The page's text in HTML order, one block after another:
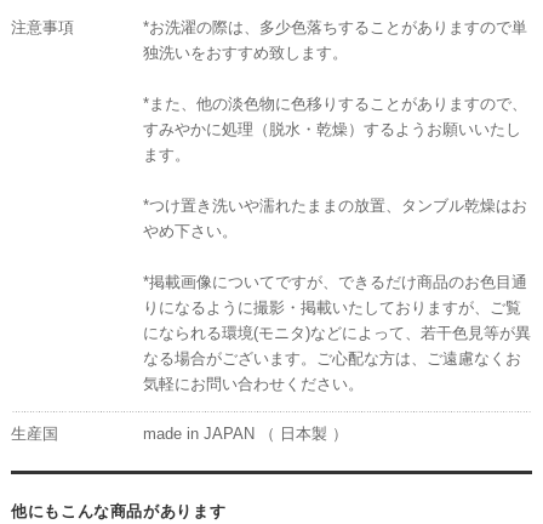
注意事項
*お洗濯の際は、多少色落ちすることがありますので単
独洗いをおすすめ致します。
*また、他の淡色物に色移りすることがありますので、
すみやかに処理（脱水・乾燥）するようお願いいたし
ます。
*つけ置き洗いや濡れたままの放置、タンブル乾燥はお
やめ下さい。
*掲載画像についてですが、できるだけ商品のお色目通
りになるように撮影・掲載いたしておりますが、ご覧
になられる環境(モニタ)などによって、若干色見等が異
なる場合がございます。ご心配な方は、ご遠慮なくお
気軽にお問い合わせください。
生産国 made in JAPAN （ 日本製 ）
他にもこんな商品があります